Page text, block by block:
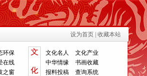
设为首页 收藏本站
环保
在线
之窗
文化名人
文化产业
中华情缘
书画收藏
报料投稿
查询系统